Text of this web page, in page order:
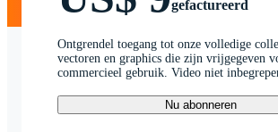
gefactureerd
Ontgrendel toegang tot onze volledige
vectoren en graphics die zijn vrijgegeven
commercieel gebruik. Video niet
Nu abonneren